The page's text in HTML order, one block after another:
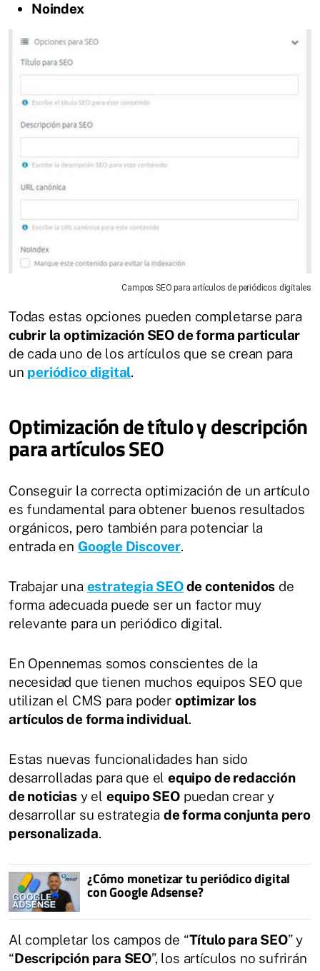
Noindex
Campos SEO para artículos de periódicos digitales
Todas estas opciones pueden completarse para
cubrir la optimización SEO de forma particular
de cada uno de los artículos que se crean para
un periódico digital.
Optimización de título y descripción
para artículos SEO
Conseguir la correcta optimización de un artículo
es fundamental para obtener buenos resultados
orgánicos, pero también para potenciar la
entrada en Google Discover.
Trabajar una estrategia SEOde contenidos de
forma adecuada puede ser un factor muy
relevante para un periódico digital.
En Opennemas somos conscientes de la
necesidad que tienen muchos equipos SEO que
utilizan el CMS para poder optimizar los
artículos de forma individual.
Estas nuevas funcionalidades han sido
desarrolladas para que elequipo de redacción
de noticiasy el equipo SEOpuedan crear y
desarrollar su estrategiade forma conjunta pero
personalizada.
¿Cómo monetizar tu periódico digital
con Google Adsense?
Al completar los campos de “Título para SEO” y
“Descripción para SEO”, los artículos no sufrirán